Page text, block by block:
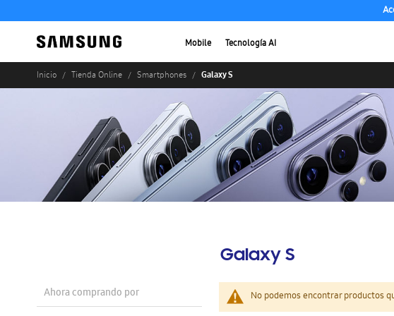
Mobile Tecnología AI
Inicio Tienda Online Smartphones Galaxy S
Galaxy S
No podemos encontrar productos
Ahora comprando por